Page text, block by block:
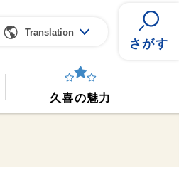
Translation
さがす
久喜の魅力